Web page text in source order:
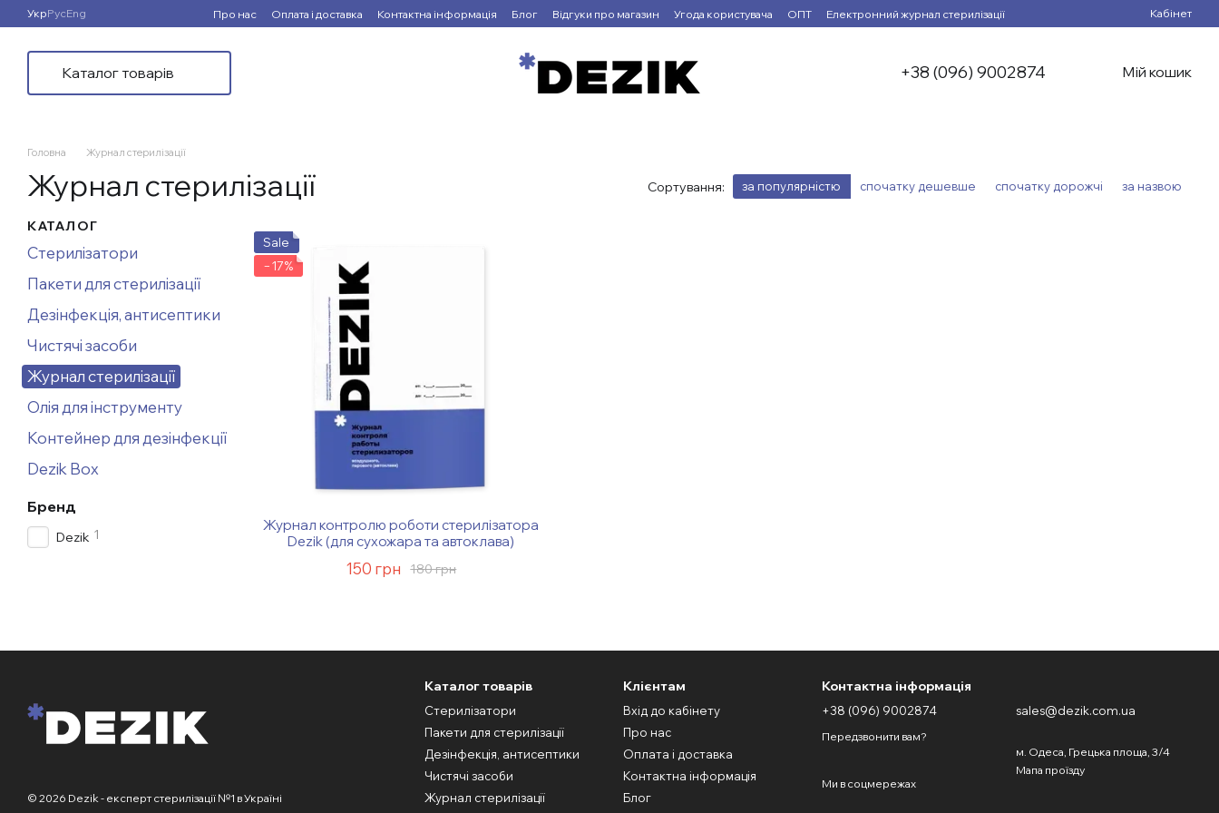
Перейти до основного контенту
УкрРусEng Про нас Оплата і доставка Контактна інформація Блог Відгуки про магазин Угода користувача ОПТ Електронний журнал стерилізації Кабінет
Каталог товарів +38 (096) 9002874 Мій кошик
Головна Журнал стерилізації
Журнал стерилізації Сортування: за популярністю спочатку дешевше спочатку дорожчі за назвою
Sale
−17%
Журнал контролю роботи стерилізатора
Dezik (для сухожара та автоклава)
180 грн
150 грн
КАТАЛОГ
Стерилізатори
Пакети для стерилізації
Дезінфекція, антисептики
Чистячі засоби
Журнал стерилізації
Олія для інструменту
Контейнер для дезінфекції
Dezik Box
Бренд
Dezik 1
© 2026 Dezik - експерт стерилізації №1 в Україні
Каталог товарів
Стерилізатори
Пакети для стерилізації
Дезінфекція, антисептики
Чистячі засоби
Журнал стерилізації
Клієнтам
Вхід до кабінету
Про нас
Оплата і доставка
Контактна інформація
Блог
Контактна інформація
+38 (096) 9002874
Передзвонити вам?
sales@dezik.com.ua
м. Одеса, Грецька площа, 3/4
Мапа проїзду
Ми в соцмережах